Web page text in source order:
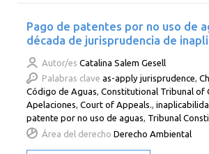
Pago de patentes por no uso de
década de jurisprudencia de
Autor/es Catalina Salem Gesell
Palabras clave as-apply jurisprudence,
Código de Aguas,Constitutional Tribunal of
Apelaciones,Court of Appeals.,
patente por no uso de aguas, Tribunal
Área del derecho Derecho Ambiental